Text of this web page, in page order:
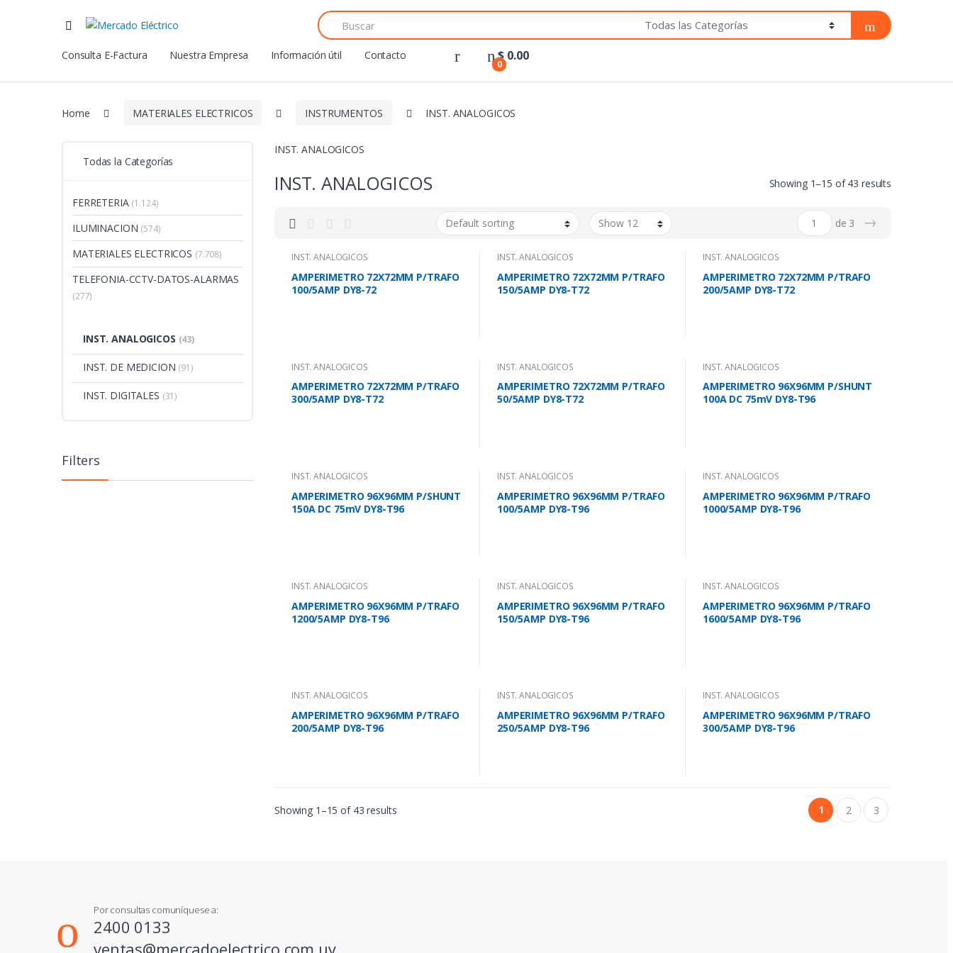
Search
for:
Consulta E-Factura
Nuestra Empresa Información útil Contacto
0
$ 0.00
Home MATERIALES ELECTRICOS INSTRUMENTOS INST. ANALOGICOS
INST. ANALOGICOS
INST. ANALOGICOS Showing 1–15 of 43 results
de 3 →
INST. ANALOGICOS
AMPERIMETRO 72X72MM P/TRAFO
100/5AMP DY8-72
INST. ANALOGICOS
AMPERIMETRO 72X72MM P/TRAFO
150/5AMP DY8-T72
INST. ANALOGICOS
AMPERIMETRO 72X72MM P/TRAFO
200/5AMP DY8-T72
INST. ANALOGICOS
AMPERIMETRO 72X72MM P/TRAFO
300/5AMP DY8-T72
INST. ANALOGICOS
AMPERIMETRO 72X72MM P/TRAFO
50/5AMP DY8-T72
INST. ANALOGICOS
AMPERIMETRO 96X96MM P/SHUNT
100A DC 75mV DY8-T96
INST. ANALOGICOS
AMPERIMETRO 96X96MM P/SHUNT
150A DC 75mV DY8-T96
INST. ANALOGICOS
AMPERIMETRO 96X96MM P/TRAFO
100/5AMP DY8-T96
INST. ANALOGICOS
AMPERIMETRO 96X96MM P/TRAFO
1000/5AMP DY8-T96
INST. ANALOGICOS
AMPERIMETRO 96X96MM P/TRAFO
1200/5AMP DY8-T96
INST. ANALOGICOS
AMPERIMETRO 96X96MM P/TRAFO
150/5AMP DY8-T96
INST. ANALOGICOS
AMPERIMETRO 96X96MM P/TRAFO
1600/5AMP DY8-T96
INST. ANALOGICOS
AMPERIMETRO 96X96MM P/TRAFO
200/5AMP DY8-T96
INST. ANALOGICOS
AMPERIMETRO 96X96MM P/TRAFO
250/5AMP DY8-T96
INST. ANALOGICOS
AMPERIMETRO 96X96MM P/TRAFO
300/5AMP DY8-T96
Showing 1–15 of 43 results 1 2 3
Todas la Categorías
FERRETERIA (1.124)
ILUMINACION (574)
MATERIALES ELECTRICOS (7.708)
TELEFONIA-CCTV-DATOS-ALARMAS
(277)
INST. ANALOGICOS (43)
INST. DE MEDICION (91)
INST. DIGITALES (31)
Filters
Por consultas comuníquese a:
2400 0133
ventas@mercadoelectrico.com.uy